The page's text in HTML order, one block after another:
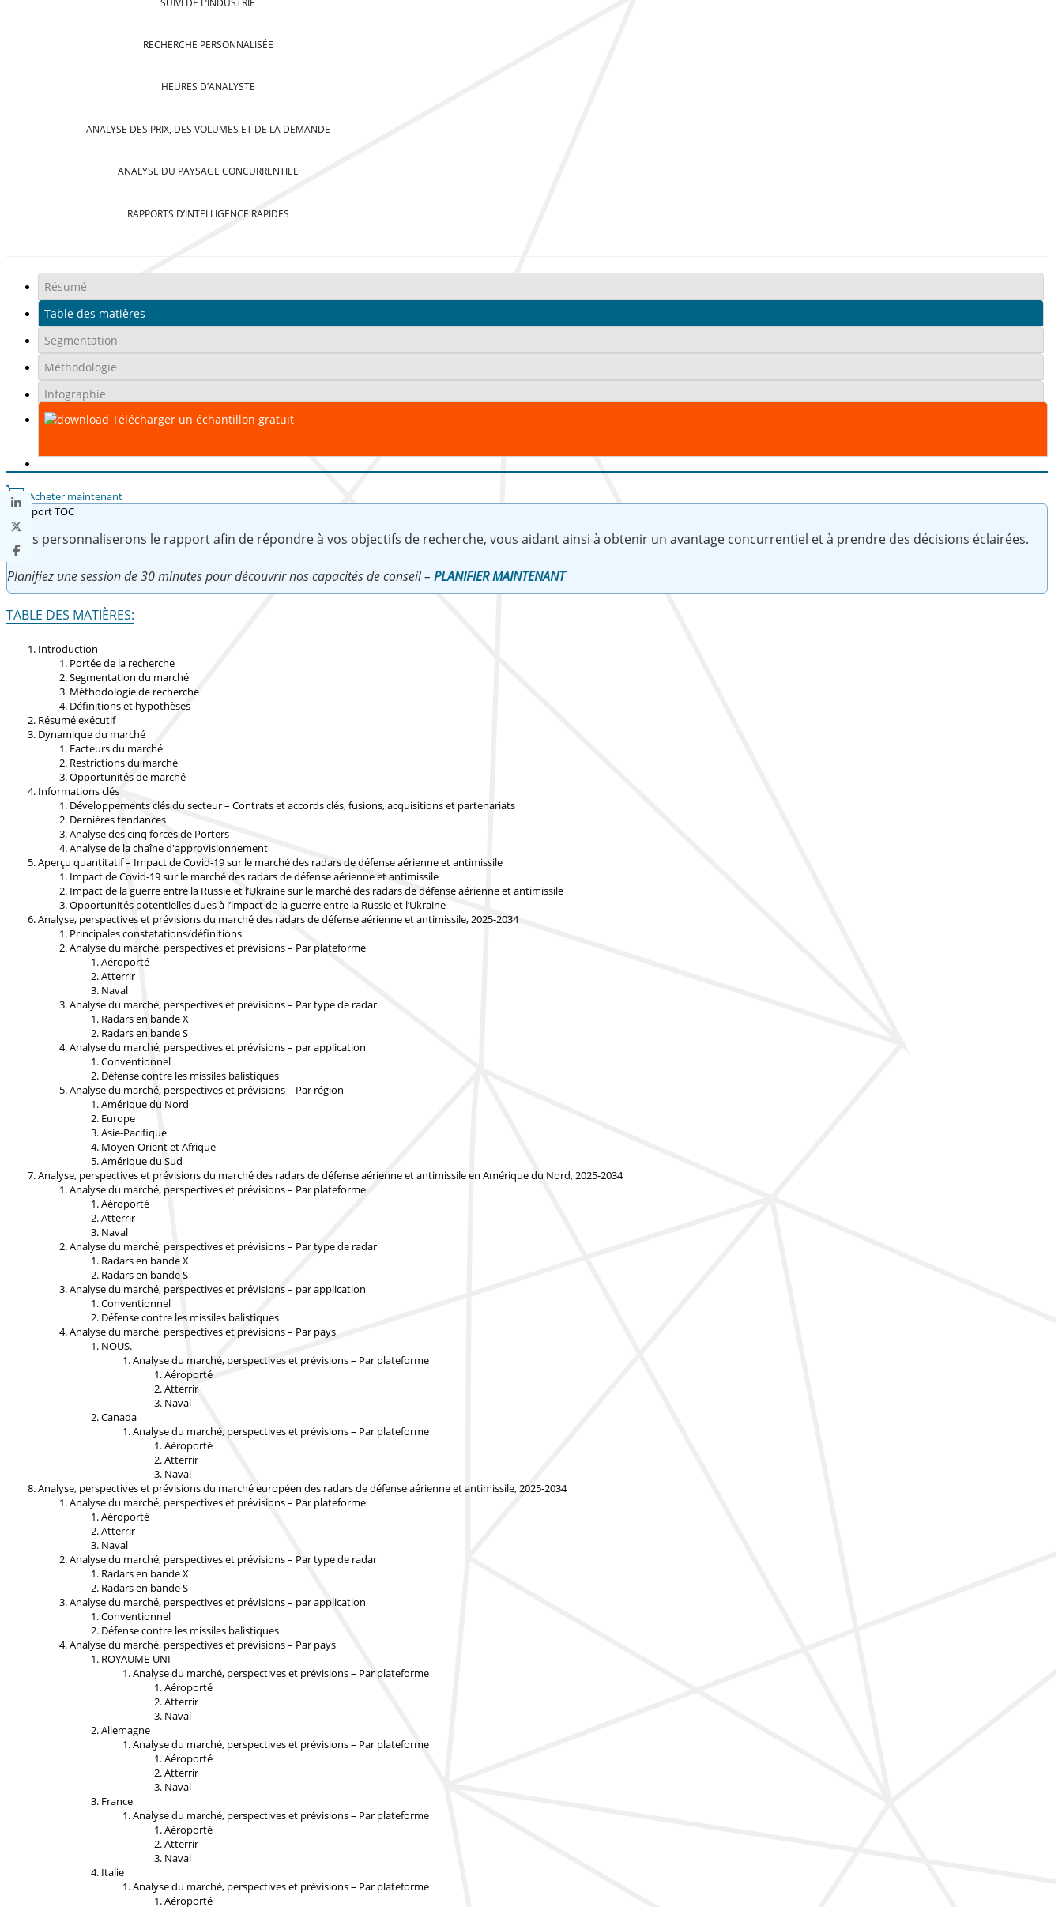
RECHERCHE PERSONNALISÉE
HEURES D’ANALYSTE
ANALYSE DES PRIX, DES VOLUMES ET DE LA DEMANDE
ANALYSE DU PAYSAGE CONCURRENTIEL
RAPPORTS D’INTELLIGENCE RAPIDES
Résumé
Table des matières
Segmentation
Méthodologie
Infographie
Télécharger un échantillon gratuit
Acheter maintenant
Nous personnaliserons le rapport afin de répondre à vos objectifs de recherche, vous aidant ainsi à obtenir un avantage concurrentiel et à prendre des décisions éclairées.
Planifiez une session de 30 minutes pour découvrir nos capacités de conseil – PLANIFIER MAINTENANT
TABLE DES MATIÈRES:
Introduction
Portée de la recherche
Segmentation du marché
Méthodologie de recherche
Définitions et hypothèses
Résumé exécutif
Dynamique du marché
Facteurs du marché
Restrictions du marché
Opportunités de marché
Informations clés
Développements clés du secteur – Contrats et accords clés, fusions, acquisitions et partenariats
Dernières tendances
Analyse des cinq forces de Porters
Analyse de la chaîne d'approvisionnement
Aperçu quantitatif – Impact de Covid-19 sur le marché des radars de défense aérienne et antimissile
Impact de Covid-19 sur le marché des radars de défense aérienne et antimissile
Impact de la guerre entre la Russie et l’Ukraine sur le marché des radars de défense aérienne et antimissile
Opportunités potentielles dues à l’impact de la guerre entre la Russie et l’Ukraine
Analyse, perspectives et prévisions du marché des radars de défense aérienne et antimissile, 2025-2034
Principales constatations/définitions
Analyse du marché, perspectives et prévisions – Par plateforme
Aéroporté
Atterrir
Naval
Analyse du marché, perspectives et prévisions – Par type de radar
Radars en bande X
Radars en bande S
Analyse du marché, perspectives et prévisions – par application
Conventionnel
Défense contre les missiles balistiques
Analyse du marché, perspectives et prévisions – Par région
Amérique du Nord
Europe
Asie-Pacifique
Moyen-Orient et Afrique
Amérique du Sud
Analyse, perspectives et prévisions du marché des radars de défense aérienne et antimissile en Amérique du Nord, 2025-2034
Analyse du marché, perspectives et prévisions – Par plateforme
Aéroporté
Atterrir
Naval
Analyse du marché, perspectives et prévisions – Par type de radar
Radars en bande X
Radars en bande S
Analyse du marché, perspectives et prévisions – par application
Conventionnel
Défense contre les missiles balistiques
Analyse du marché, perspectives et prévisions – Par pays
NOUS.
Analyse du marché, perspectives et prévisions – Par plateforme
Aéroporté
Atterrir
Naval
Canada
Analyse du marché, perspectives et prévisions – Par plateforme
Aéroporté
Atterrir
Naval
Analyse, perspectives et prévisions du marché européen des radars de défense aérienne et antimissile, 2025-2034
Analyse du marché, perspectives et prévisions – Par plateforme
Aéroporté
Atterrir
Naval
Analyse du marché, perspectives et prévisions – Par type de radar
Radars en bande X
Radars en bande S
Analyse du marché, perspectives et prévisions – par application
Conventionnel
Défense contre les missiles balistiques
Analyse du marché, perspectives et prévisions – Par pays
ROYAUME-UNI
Analyse du marché, perspectives et prévisions – Par plateforme
Aéroporté
Atterrir
Naval
Allemagne
Analyse du marché, perspectives et prévisions – Par plateforme
Aéroporté
Atterrir
Naval
France
Analyse du marché, perspectives et prévisions – Par plateforme
Aéroporté
Atterrir
Naval
Italie
Analyse du marché, perspectives et prévisions – Par plateforme
Aéroporté